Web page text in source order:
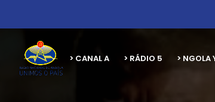
> CANAL A > RÁDIO 5 > NGOLA